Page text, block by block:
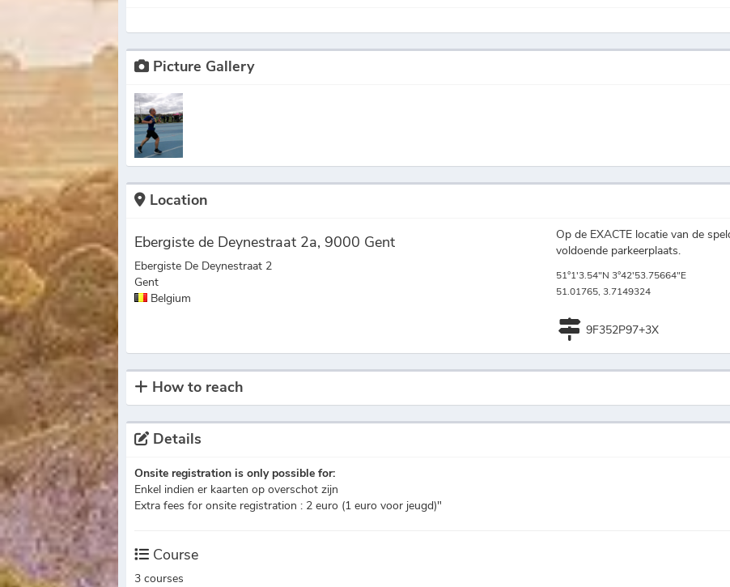
Picture Gallery
Location
Ebergiste de Deynestraat 2a, 9000 Gent
Ebergiste De Deynestraat 2
Gent
Belgium
Op de EXACTE locatie van de
voldoende parkeerplaats.
51°1'3.54"N 3°42'53.75664"E
51.01765, 3.7149324
9F352P97+3X
How to reach
Details
Onsite registration is only possible for:
Enkel indien er kaarten op overschot zijn
Extra fees for onsite registration : 2 euro (1 euro voor jeugd)"
Course
3 courses